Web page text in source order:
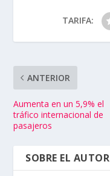
TARIFA:
ANTERIOR
Aumenta en un 5,9% el
tráfico internacional de
pasajeros
SOBRE EL AUTOR